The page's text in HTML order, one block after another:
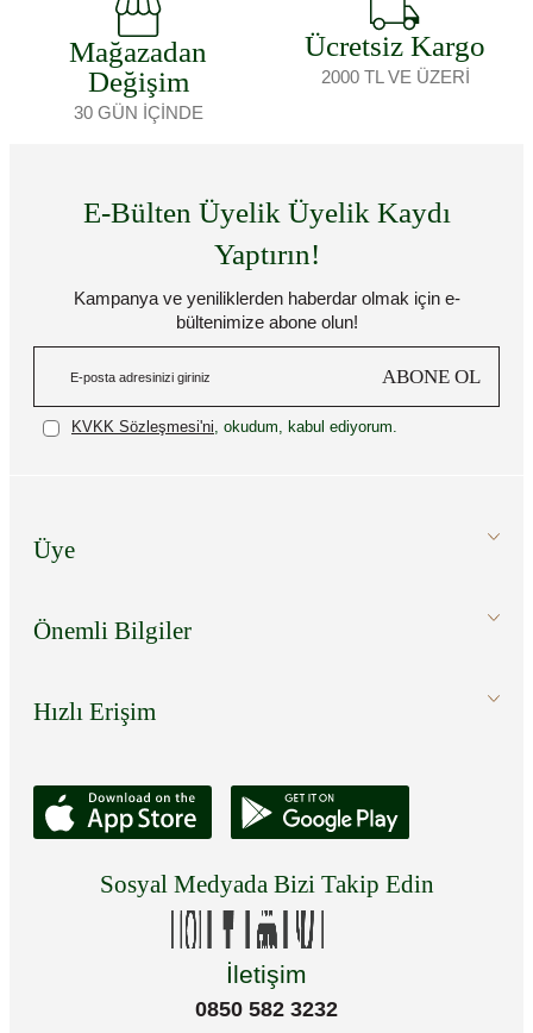
Mağazadan
Değişim
30 GÜN İÇİNDE
Ücretsiz Kargo
2000 TL VE ÜZERİ
E-Bülten Üyelik Üyelik Kaydı
Yaptırın!
Kampanya ve yeniliklerden haberdar olmak için e-
bültenimize abone olun!
ABONE OL
KVKK Sözleşmesi'ni, okudum, kabul ediyorum.
Üye
Önemli Bilgiler
Hızlı Erişim
Sosyal Medyada Bizi Takip Edin
İletişim
0850 582 3232